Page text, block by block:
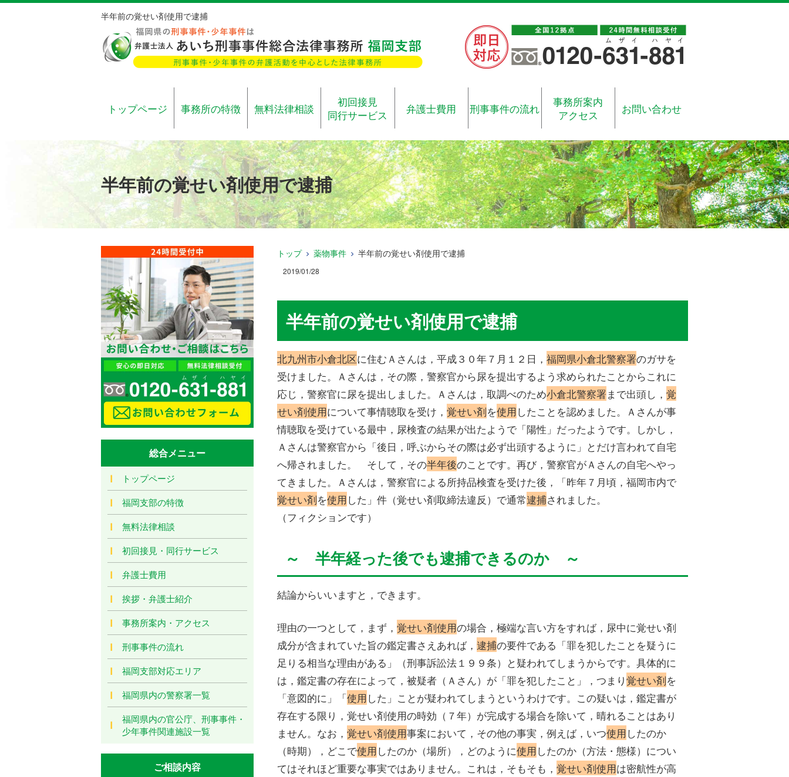
半年前の覚せい剤使用で逮捕
トップページ 事務所の特徴 無料法律相談
初回接見
同行サービス
弁護士費用 刑事事件の流れ
事務所案内
アクセス
お問い合わせ
半年前の覚せい剤使用で逮捕
トップ 薬物事件 半年前の覚せい剤使用で逮捕
2019/01/28
半年前の覚せい剤使用で逮捕
北九州市小倉北区に住むＡさんは，平成３０年７月１２日， 福岡県小倉北警察署のガサを
受けました。Ａさんは，その際，警察官から尿を提出するよう求められたことからこれに
応じ，警察官に尿を提出しました。Ａさんは，取調べのため小倉北警察署まで出頭し， 覚
せい剤使用について事情聴取を受け， 覚せい剤を使用 したことを認めました。Ａさんが事
情聴取を受けている最中，尿検査の結果が出たようで「陽性」だったようです。しかし，
Ａさんは警察官から「後日，呼ぶからその際は必ず出頭するように」とだけ言われて自宅
へ帰されました。 そして，その半年後のことです。再び，警察官がＡさんの自宅へやっ
てきました。Ａさんは，警察官による所持品検査を受けた後，「昨年７月頃，福岡市内で
覚せい剤を使用 した」件（覚せい剤取締法違反）で通常逮捕されました。
（フィクションです）
～ 半年経った後でも逮捕できるのか ～
結論からいいますと，できます。
理由の一つとして，まず， 覚せい剤使用の場合，極端な言い方をすれば，尿中に覚せい剤
成分が含まれていた旨の鑑定書さえあれば， 逮捕の要件である「罪を犯したことを疑うに
足りる相当な理由がある」（刑事訴訟法１９９条）と疑われてしまうからです。具体的に
は，鑑定書の存在によって，被疑者（Ａさん）が「罪を犯したこと」，つまり覚せい剤を
「意図的に」「使用 した」ことが疑われてしまうというわけです。この疑いは，鑑定書が
存在する限り，覚せい剤使用の時効（７年）が完成する場合を除いて，晴れることはあり
ません。なお， 覚せい剤使用事案において，その他の事実，例えば，いつ使用 したのか
（時期），どこで使用 したのか（場所），どのように使用 したのか（方法・態様）につい
てはそれほど重要な事実ではありません。これは，そもそも， 覚せい剤使用は密航性が高
総合メニュー
トップページ
福岡支部の特徴
無料法律相談
初回接見・同行サービス
弁護士費用
挨拶・弁護士紹介
事務所案内・アクセス
刑事事件の流れ
福岡支部対応エリア
福岡県内の警察署一覧
福岡県内の官公庁、刑事事件・
少年事件関連施設一覧
ご相談内容